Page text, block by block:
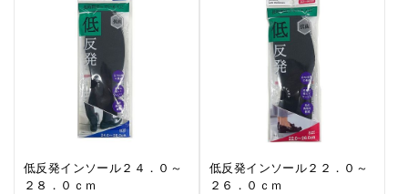
低反発インソール２４．０～
２８．０ｃｍ
低反発インソール２２．０～
２６．０ｃｍ